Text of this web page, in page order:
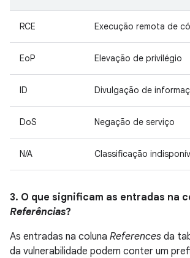
RCE Execução remota de
EoP Elevação de privilégio
ID Divulgação de
DoS Negação de serviço
N/A Classificação
3. O que significam as entradas na
Referências?
As entradas na coluna References da
da vulnerabilidade podem conter um